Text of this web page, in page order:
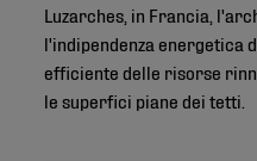
Luzarches, in Francia,
l'indipendenza energetica
efficiente delle risorse
le superfici piane dei tetti.